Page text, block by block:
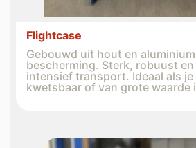
Flightcase
Gebouwd uit hout en
bescherming. Sterk, robuust
intensief transport. Ideaal als
kwetsbaar of van grote waarde